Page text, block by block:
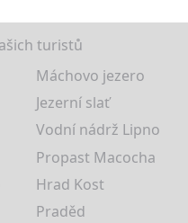
turistů
Máchovo jezero
Jezerní slať
Vodní nádrž Lipno
Propast Macocha
Hrad Kost
Praděd